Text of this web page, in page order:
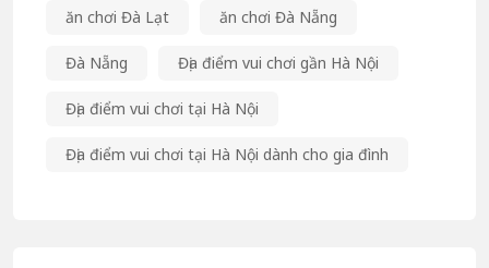
ăn chơi Đà Lạt ăn chơi Đà Nẵng
Đà Nẵng Địa điểm vui chơi gần Hà Nội
Địa điểm vui chơi tại Hà Nội
Địa điểm vui chơi tại Hà Nội dành cho gia đình